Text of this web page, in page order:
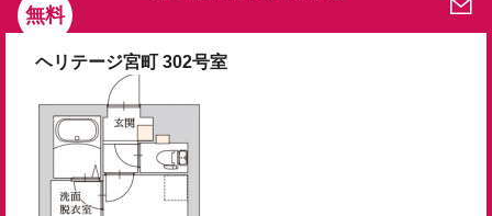
無料
ヘリテージ宮町 302号室